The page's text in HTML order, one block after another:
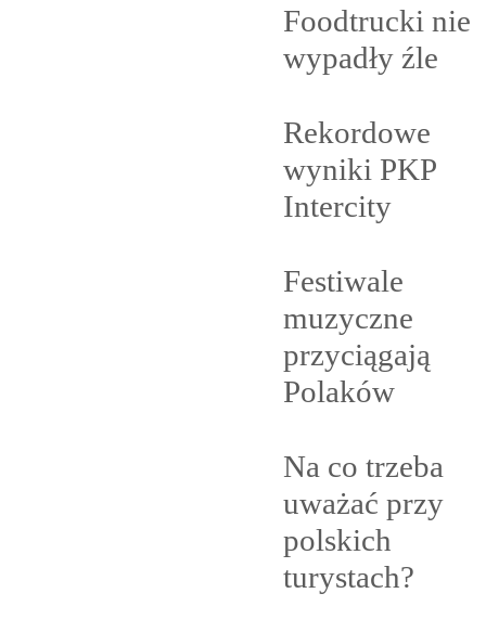
Foodtrucki nie
wypadły źle
Rekordowe
wyniki PKP
Intercity
Festiwale
muzyczne
przyciągają
Polaków
Na co trzeba
uważać przy
polskich
turystach?